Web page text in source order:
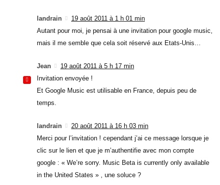
landrain
19 août 2011 à 1 h 01 min
Autant pour moi, je pensai à une invitation pour google music,
mais il me semble que cela soit réservé aux Etats-Unis…
Jean
19 août 2011 à 5 h 17 min
Invitation envoyée !
Et Google Music est utilisable en France, depuis peu de
temps.
landrain
20 août 2011 à 16 h 03 min
Merci pour l’invitation ! cependant j’ai ce message lorsque je
clic sur le lien et que je m’authentifie avec mon compte
google : « We’re sorry. Music Beta is currently only available
in the United States » , une soluce ?